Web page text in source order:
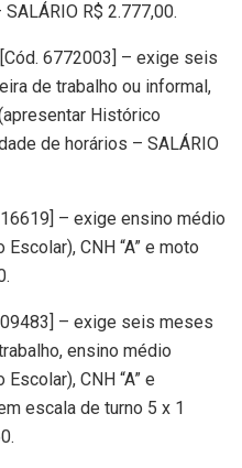
R$ 2.777,00.
6772003] – exige seis
de trabalho ou informal,
Histórico
de horários – SALÁRIO
– exige ensino médio
CNH “A” e moto
– exige seis meses
ensino médio
CNH “A” e
escala de turno 5 x 1